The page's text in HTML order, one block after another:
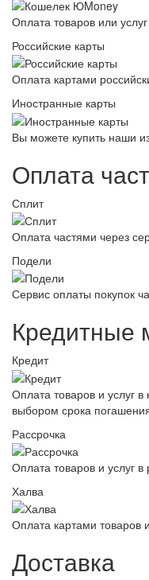
Оплата товаров или
Российские карты
Оплата картами
Иностранные карты
Вы можете купить наши
Оплата
Сплит
Оплата частями через
Подели
Сервис оплаты покупок
Кредитные
Кредит
Оплата товаров и услуг
выбором срока
Рассрочка
Оплата товаров и услуг
Халва
Оплата картами товаров
Доставка